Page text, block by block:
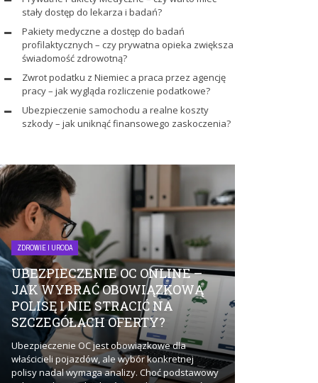
stały dostęp do lekarza i badań?
Pakiety medyczne a dostęp do badań
profilaktycznych – czy prywatna opieka zwiększa
świadomość zdrowotną?
Zwrot podatku z Niemiec a praca przez agencję
pracy – jak wygląda rozliczenie podatkowe?
Ubezpieczenie samochodu a realne koszty
szkody – jak uniknąć finansowego zaskoczenia?
ZDROWIE I URODA
UBEZPIECZENIE OC ONLINE –
JAK WYBRAĆ OBOWIĄZKOWĄ
POLISĘ I NIE STRACIĆ NA
SZCZEGÓŁACH OFERTY?
Ubezpieczenie OC jest obowiązkowe dla
właścicieli pojazdów, ale wybór konkretnej
polisy nadal wymaga analizy. Choć podstawowy